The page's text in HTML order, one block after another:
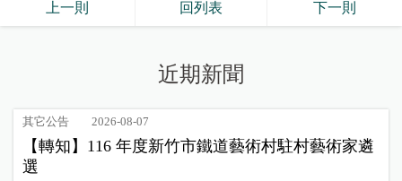
上一則 回列表 下一則
近期新聞
其它公告 2026-08-07
【轉知】116 年度新竹市鐵道藝術村駐村藝術家遴
選